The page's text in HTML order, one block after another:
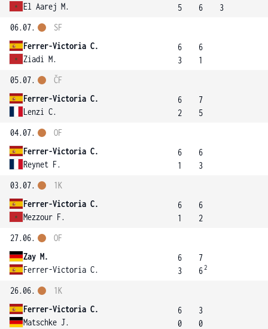
El Aarej M.
5
6
3
06.07.
Ferrer-Victoria C.
Ziadi M.
SF
6
3
6
1
05.07.
Ferrer-Victoria C.
Lenzi C.
ČF
6
2
7
5
04.07.
Ferrer-Victoria C.
Reynet F.
OF
6
1
6
3
03.07.
Ferrer-Victoria C.
Mezzour F.
1K
6
1
6
2
27.06.
Zay M.
Ferrer-Victoria C.
OF
6
3
7
62
26.06.
Ferrer-Victoria C.
Matschke J.
1K
6
0
3
0